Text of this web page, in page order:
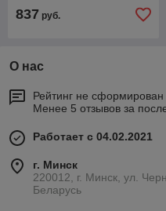
837 руб.
О нас
Рейтинг не сформирован
Менее 5 отзывов за
Работает с 04.02.2021
г. Минск
220012, г. Минск, ул.
Беларусь